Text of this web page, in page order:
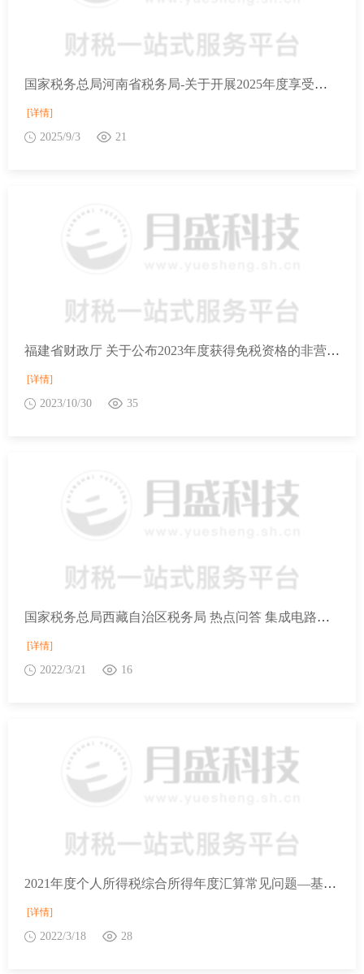
国家税务总局河南省税务局-关于开展2025年度享受增值税加计抵减政策的工业母机企业清单制定工作的通知
[详情]
2025/9/3 21
福建省财政厅 关于公布2023年度获得免税资格的非营利组织名单的通知 _
[详情]
2023/10/30 35
国家税务总局西藏自治区税务局 热点问答 集成电路企业或项目、软件企业清单印发前，企业能否享受相关国内税收优惠政策？
[详情]
2022/3/21 16
2021年度个人所得税综合所得年度汇算常见问题—基本概念
[详情]
2022/3/18 28